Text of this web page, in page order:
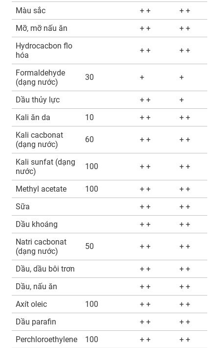
Màu sắc
+ +
+ +
Mỡ, mỡ nấu ăn
+ +
+ +
Hydrocacbon flo
hóa
+ + + +
Formaldehyde
(dạng nước)
30 + +
Dầu thủy lực + +
+
Kali ăn da
10 + +
+ +
Kali cacbonat
(dạng nước)
60 + + + +
Kali sunfat (dạng
nước)
100 + + + +
Methyl acetate 100 + +
+ +
Sữa
+ +
+ +
Dầu khoáng
+ +
+ +
Natri cacbonat
(dạng nước)
50 + + + +
Dầu, dầu bôi trơn + +
+ +
Dầu, nấu ăn
+ +
+ +
Axít oleic
100 + +
+ +
Dầu parafin
+ +
+ +
Perchloroethylene
100 + +
+ +